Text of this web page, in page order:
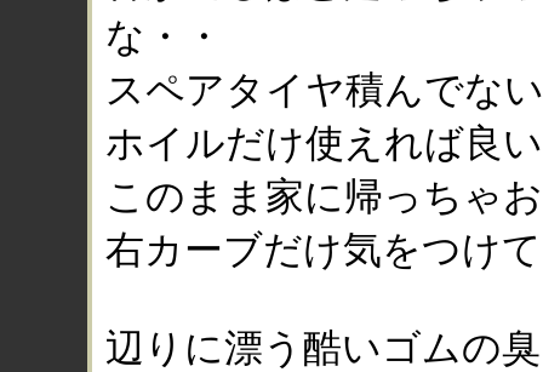
な・・
スペアタイヤ積んでな
ホイルだけ使えれば良
このまま家に帰っちゃ
右カーブだけ気をつけ
辺りに漂う酷いゴムの